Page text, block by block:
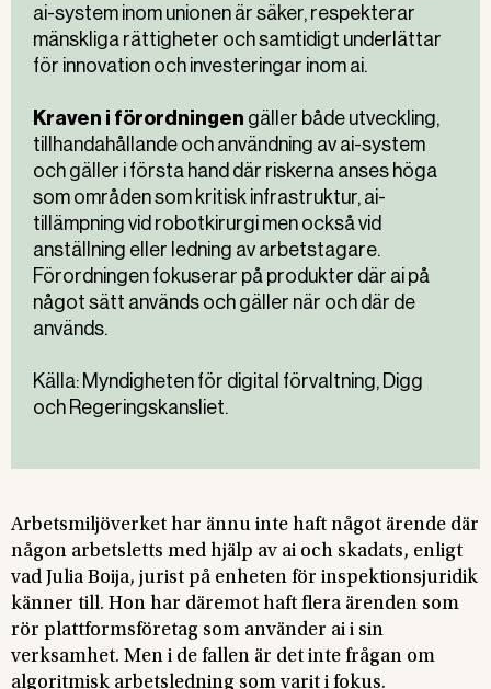
ai-system inom unionen är säker, respekterar
mänskliga rättigheter och samtidigt underlättar
för innovation och investeringar inom ai.
Kraven i förordningen gäller både utveckling,
tillhandahållande och användning av ai-system
och gäller i första hand där riskerna anses höga
som områden som kritisk infrastruktur, ai-
tillämpning vid robotkirurgi men också vid
anställning eller ledning av arbetstagare.
Förordningen fokuserar på produkter där ai på
något sätt används och gäller när och där de
används.
Källa: Myndigheten för digital förvaltning, Digg
och Regeringskansliet.
Arbetsmiljöverket har ännu inte haft något ärende där
någon arbetsletts med hjälp av ai och skadats, enligt
vad Julia Boija, jurist på enheten för inspektionsjuridik
känner till. Hon har däremot haft flera ärenden som
rör plattformsföretag som använder ai i sin
verksamhet. Men i de fallen är det inte frågan om
algoritmisk arbetsledning som varit i fokus.